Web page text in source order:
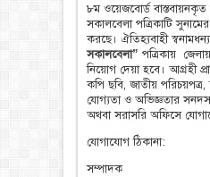
৮ম ওয়েজবোর্ড বাস্তবায়নকৃত
সকালবেলা পত্রিকাটি
করছে। ঐতিহ্যবাহী
সকালবেলা” পত্রিকায় জেলায়
নিয়োগ দেয়া হবে। আগ্রহী
কপি ছবি, জাতীয় পরিচয়পত্র,
যোগ্যতা ও অভিজ্ঞতার
অথবা সরাসরি অফিসে
যোগাযোগ ঠিকানা:
সম্পাদক